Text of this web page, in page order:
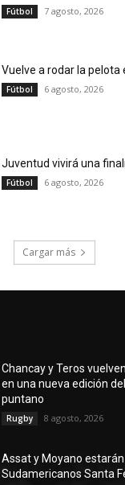
Fútbol 7 agosto, 2026
Vuelve a rodar la pelota
Fútbol 6 agosto, 2026
Juventud vivirá una
Fútbol 6 agosto, 2026
Cargar más
Chancay y Teros
en una nueva edición
puntano
Rugby 8 agosto, 2026
Assat y Moyano
Sudamericanos Santa